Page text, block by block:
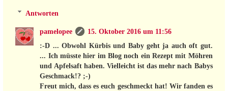
Antworten
pamelopee
15. Oktober 2016 um 11:56
:-D ... Obwohl Kürbis und Baby geht ja auch oft gut.
... Ich müsste hier im Blog noch ein Rezept mit Möhren
und Apfelsaft haben. Vielleicht ist das mehr nach Babys
Geschmack!? ;-)
Freut mich, dass es euch geschmeckt hat! Wir fanden es